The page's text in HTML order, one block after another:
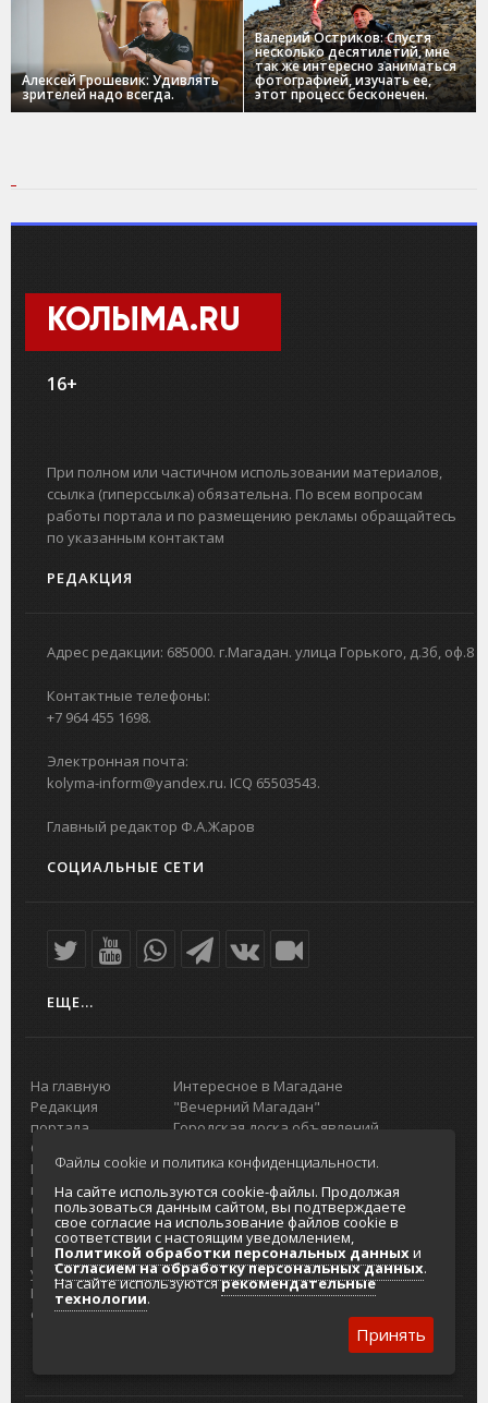
Алексей Грошевик: Удивлять
зрителей надо всегда.
Валерий Остриков: Спустя
несколько десятилетий, мне
так же интересно заниматься
фотографией, изучать ее,
этот процесс бесконечен.
КОЛЫМА.RU
16+
При полном или частичном использовании материалов,
ссылка (гиперссылка) обязательна. По всем вопросам
работы портала и по размещению рекламы обращайтесь
по указанным контактам
РЕДАКЦИЯ
Адрес редакции: 685000. г.Магадан. улица Горького, д.3б, оф.8
Контактные телефоны:
+7 964 455 1698.
Электронная почта:
kolyma-inform@yandex.ru. ICQ 65503543.
Главный редактор Ф.А.Жаров
СОЦИАЛЬНЫЕ СЕТИ
ЕЩЕ...
На главную
Редакция
портала
О проекте
Реклама на
портале
Отзывы и
предложения
Интернет-
услуги
Разработка
сайтов
Интересное в Магадане
"Вечерний Магадан"
Городская доска объявлений
Главный туристический портал
Колымы
Политика в отношении обработки
персональных данных
Согласие на обработку персональных
данных
Файлы cookie и политика конфиденциальности.
На сайте используются cookie-файлы. Продолжая
пользоваться данным сайтом, вы подтверждаете
свое согласие на использование файлов cookie в
соответствии с настоящим уведомлением,
Политикой обработки персональных данныхи
Согласием на обработку персональных данных.
На сайте используютсярекомендательные
технологии.
Принять